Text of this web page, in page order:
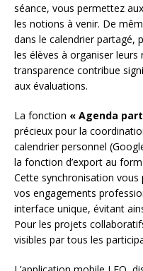
séance, vous permettez
les notions à venir. De
dans le calendrier partagé,
les élèves à organiser
transparence contribue
aux évaluations.
La fonction « Agenda
précieux pour la
calendrier personnel
la fonction d’export au
Cette synchronisation vous
vos engagements
interface unique, évitant
Pour les projets
visibles par tous les